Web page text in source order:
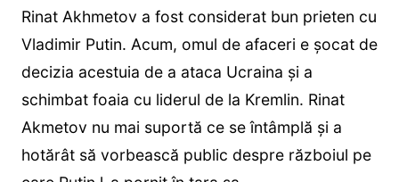
Rinat Akhmetov a fost considerat bun prieten cu
Vladimir Putin. Acum, omul de afaceri e șocat de
decizia acestuia de a ataca Ucraina și a
schimbat foaia cu liderul de la Kremlin. Rinat
Akmetov nu mai suportă ce se întâmplă și a
hotărât să vorbească public despre războiul pe